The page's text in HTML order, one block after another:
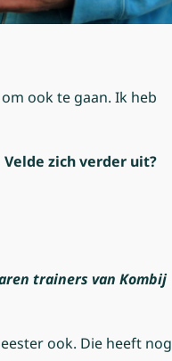
ook te gaan. Ik heb
zich verder uit?
trainers van Kombij
ook. Die heeft nog